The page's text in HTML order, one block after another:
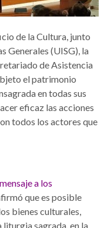
de la Cultura, junto
Generales (UISG), la
de Asistencia
el patrimonio
en todas sus
eficaz las acciones
todos los actores que
mensajea los
que es posible
bienes culturales,
liturgia sagrada, en la